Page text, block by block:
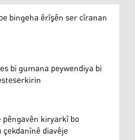
bingeha êrîşên ser cîranan
bi gumana peywendiya bi
kiryarkî bo
diavêje